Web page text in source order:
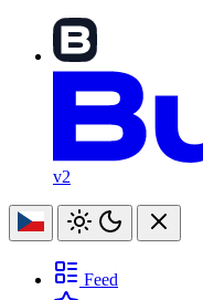
v2
Feed